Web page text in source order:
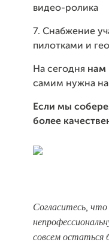
видео-ролика
7. Снабжение
пилотками и
На сегодня нам
самим нужна
Если мы
более
Согласитесь,
совсем остаться